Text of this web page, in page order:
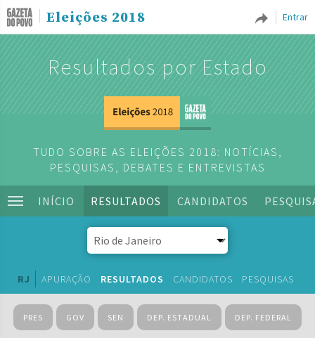
Entrar
Eleições 2018
Resultados por Estado
TUDO SOBRE AS ELEIÇÕES 2018: NOTÍCIAS,
PESQUISAS, DEBATES E ENTREVISTAS
INÍCIO RESULTADOS CANDIDATOS
RJ APURAÇÃO RESULTADOS CANDIDATOS PESQUISAS
PRES GOV SEN DEP. ESTADUAL DEP. FEDERAL